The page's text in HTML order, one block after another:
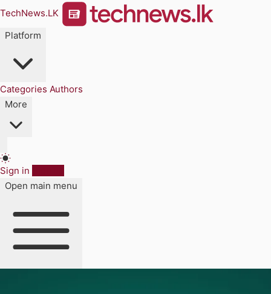
TechNews.LK
Platform
Categories Authors
More
Sign in
Open main menu